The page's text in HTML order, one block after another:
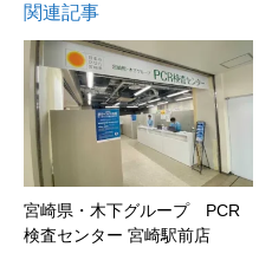
関連記事
宮崎県・木下グループ PCR
検査センター 宮崎駅前店